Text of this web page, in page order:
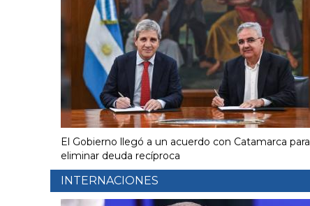
El Gobierno llegó a un acuerdo con Catamarca para
eliminar deuda recíproca
INTERNACIONES